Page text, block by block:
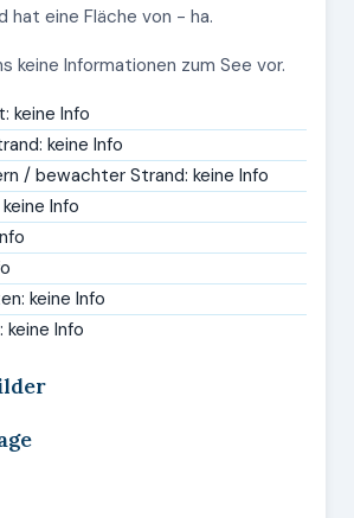
hat eine Fläche von - ha.
keine Informationen zum See vor.
keine Info
keine Info
/ bewachter Strand: keine Info
Info
keine Info
keine Info